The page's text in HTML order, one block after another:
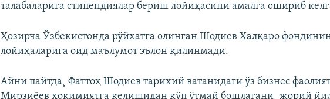
талабаларига стипендиялар бериш лойиҳасини амалга ошириб
Ҳозирча Ўзбекистонда рўйхатга олинган Шодиев Халқаро
лойиҳаларига оид маълумот эълон қилинмади.
Айни пайтда¸ Фаттоҳ Шодиев тарихий ватанидаги ўз бизнес
Мирзиëев ҳокимиятга келишидан кўп ўтмай бошлагани¸ жорий